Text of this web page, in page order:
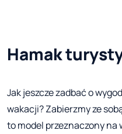
Hamak
Jak jeszcze zadbać o
wakacji? Zabierzmy ze
to model przeznaczony na